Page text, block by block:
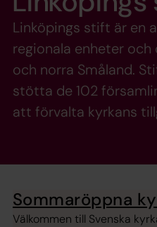
Linköpings stift är en
regionala enheter
och norra Småland.
stötta de 102
att förvalta kyrkans
Sommaröppna
Välkommen till Svenska